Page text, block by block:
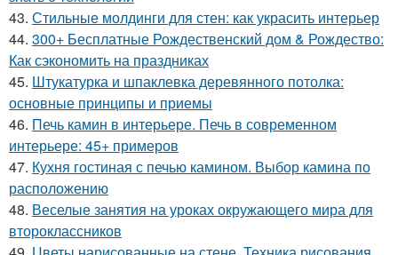
43. Стильные молдинги для стен: как украсить интерьер
44. 300+ Бесплатные Рождественский дом & Рождество:
Как сэкономить на праздниках
45. Штукатурка и шпаклевка деревянного потолка:
основные принципы и приемы
46. Печь камин в интерьере. Печь в современном
интерьере: 45+ примеров
47. Кухня гостиная с печью камином. Выбор камина по
расположению
48. Веселые занятия на уроках окружающего мира для
второклассников